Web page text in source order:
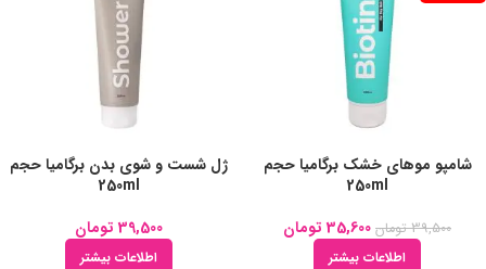
شامپو موهای خشک برگامیا حجم
250ml
39,500 تومان 35,600 تومان
اطلاعات بیشتر
ژل شست و شوی بدن برگامیا حجم
250ml
39,500 تومان
اطلاعات بیشتر